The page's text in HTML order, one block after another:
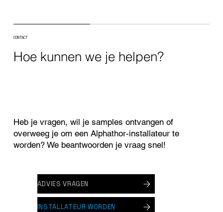
CONTACT
Hoe kunnen we je helpen?
Heb je vragen, wil je samples ontvangen of
overweeg je om een Alphathor-installateur te
worden? We beantwoorden je vraag snel!
INSTALLATEUR WORDEN
ADVIES VRAGEN